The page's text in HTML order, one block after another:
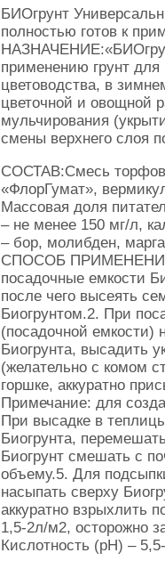
БИОгрунт
полностью готов к
применению грунт для
цветоводства, в
цветочной и овощной
мульчирования
смены верхнего слоя
СОСТАВ:Смесь торфов
«ФлорГумат»,
Массовая доля
– не менее 150 мг/л,
– бор, молибден,
СПОСОБ
посадочные емкости
после чего высеять
Биогрунтом.2. При
(посадочной емкости)
Биогрунта, высадить
(желательно с комом
горшке, аккуратно
Примечание: для
При высадке в
Биогрунта,
Биогрунт смешать с
объему.5. Для
насыпать сверху
аккуратно взрыхлить
1,5-2л/м2, осторожно
Кислотность (рН) –